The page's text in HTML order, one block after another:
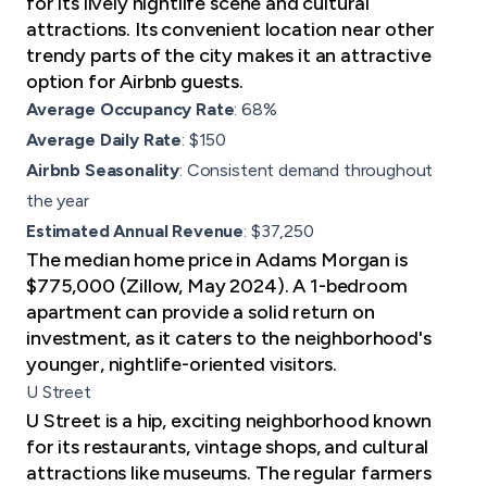
attractions. Its convenient location near other
trendy parts of the city makes it an attractive
option for Airbnb guests.
Average Occupancy Rate: 68%
Average Daily Rate: $150
Airbnb Seasonality: Consistent demand throughout
the year
Estimated Annual Revenue: $37,250
The median home price in Adams Morgan is
$775,000 (Zillow, May 2024). A 1-bedroom
apartment can provide a solid return on
investment, as it caters to the neighborhood's
younger, nightlife-oriented visitors.
U Street
U Street is a hip, exciting neighborhood known
for its restaurants, vintage shops, and cultural
attractions like museums. The regular farmers